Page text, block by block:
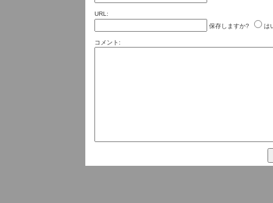
URL:
保存しますか?
は
コメント: